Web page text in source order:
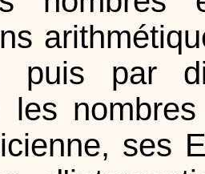
puis par
les
ses